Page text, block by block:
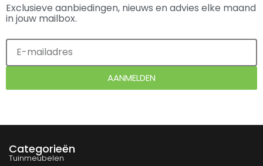
Exclusieve aanbiedingen, nieuws en advies elke maand
in jouw mailbox.
AANMELDEN
Categorieën
Tuinmeubelen